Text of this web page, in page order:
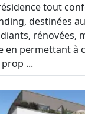
tout
destinées
rénovées,
en permettant à
...